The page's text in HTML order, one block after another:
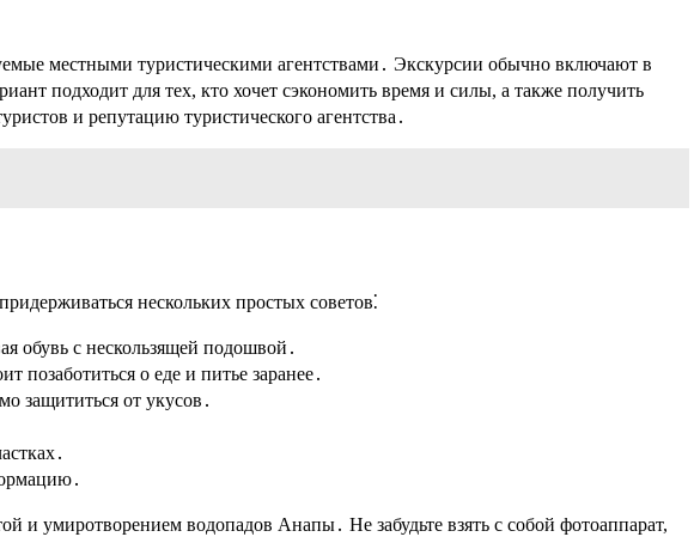
местными туристическими агентствами․ Экскурсии обычно включают в
подходит для тех, кто хочет сэкономить время и силы, а также получить
и репутацию туристического агентства․
нескольких простых советов⁚
обувь с нескользящей подошвой․
позаботиться о еде и питье заранее․
защититься от укусов․
и умиротворением водопадов Анапы․ Не забудьте взять с собой фотоаппарат,